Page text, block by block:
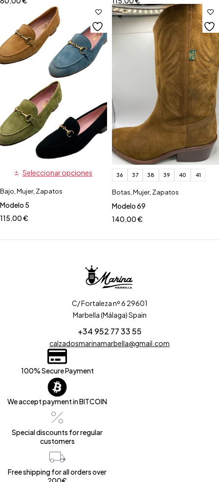
Seleccionar opciones
Bajo Mujer, Zapatos
Modelo 5
115,00€
36 37 38 39 40 41
Botas Mujer, Zapatos
Modelo 69
140,00€
C/ Fortaleza nº 6 29601
Marbella (Málaga) Spain
+34 952 77 33 55
calzadosmarinamarbella@gmail.com
100% Secure Payment
We accept payment in BITCOIN
Special discounts for regular
customers
Free shipping for all orders over